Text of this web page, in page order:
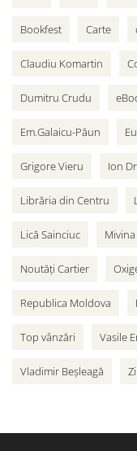
Bookfest Carte
Claudiu Komartin
Dumitru Crudu
Em.Galaicu-Păun
Grigore Vieru Ion
Librăria din Centru
Lică Sainciuc Mivina
Noutăți Cartier
Republica Moldova
Top vânzări Vasile
Vladimir Beșleagă